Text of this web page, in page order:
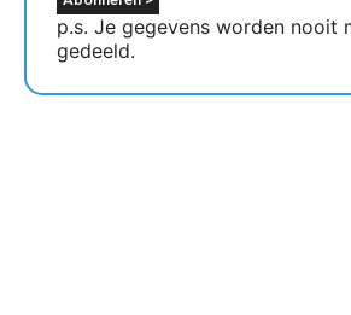
p.s. Je gegevens worden nooit
gedeeld.